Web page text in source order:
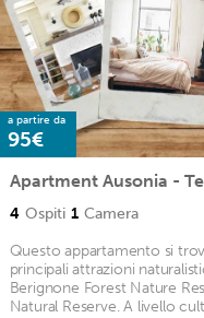
a partire da
95€
4 Ospiti 1 Camera
Questo appartamento si
principali attrazioni
Berignone Forest Nature
Natural Reserve. A livello